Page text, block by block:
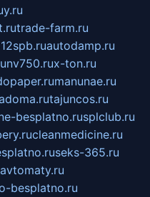
trade-farm.ru
autodamp.ru
nv750.rux-ton.ru
manunae.ru
tajuncos.ru
besplatno.rusplclub.ru
cleanmedicine.ru
seks-365.ru
besplatno.ru